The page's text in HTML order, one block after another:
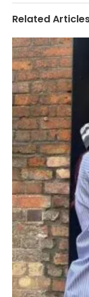
Related